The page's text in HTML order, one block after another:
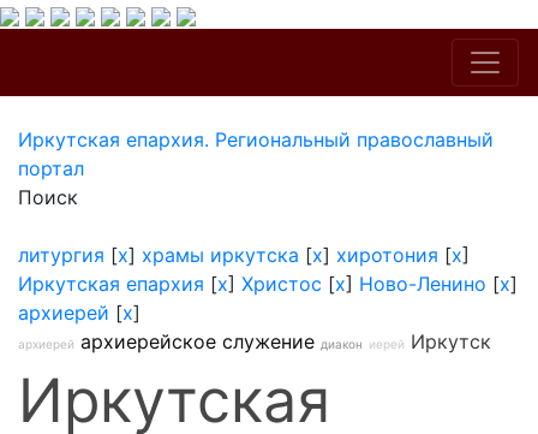
Иркутская епархия. Региональный православный
портал
Поиск
литургия [x] храмы иркутска [x] хиротония [x]
Иркутская епархия [x] Христос [x] Ново-Ленино [x]
архиерей [x]
архиерей архиерейское служение диакон иерей Иркутск
Иркутская